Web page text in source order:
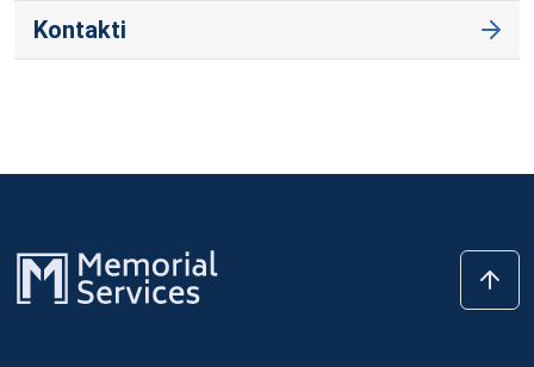
Kontakti